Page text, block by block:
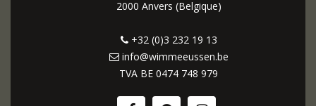
2000 Anvers (Belgique)
+32 (0)3 232 19 13
info@wimmeeussen.be
TVA BE 0474 748 979